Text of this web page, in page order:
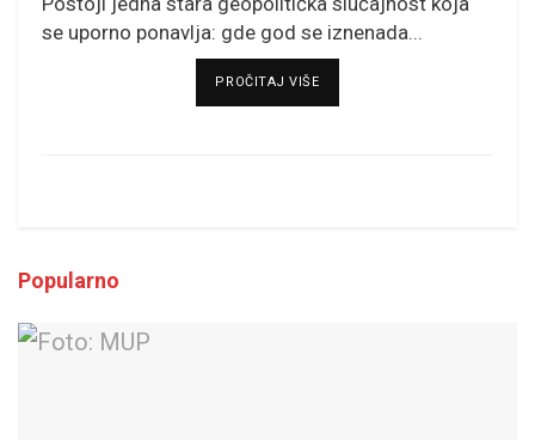
se uporno ponavlja: gde god se iznenada...
PROČITAJ VIŠEDETAILS
Popularno